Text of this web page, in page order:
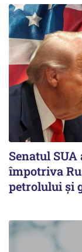
Senatul
împotriva
petrolului și